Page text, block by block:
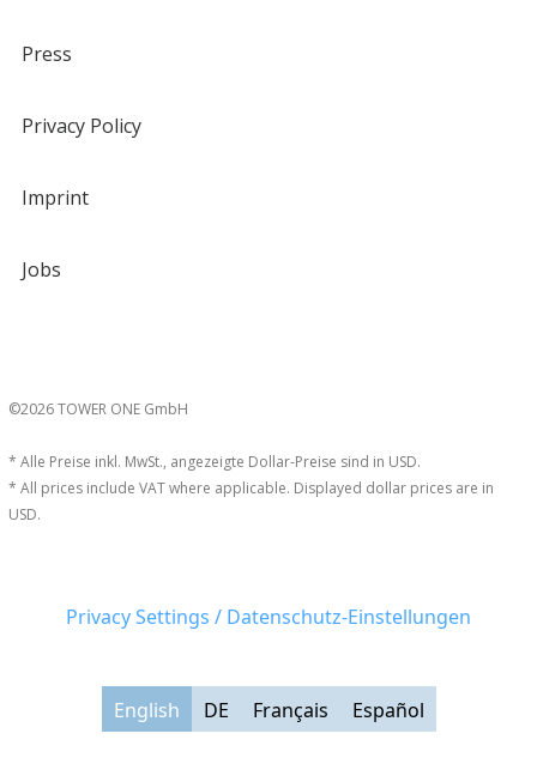
Press
Privacy Policy
Imprint
Jobs
©2026 TOWER ONE GmbH
* Alle Preise inkl. MwSt., angezeigte Dollar-Preise sind in USD.
* All prices include VAT where applicable. Displayed dollar prices are in
USD.
Privacy Settings / Datenschutz-Einstellungen
English DE Français Español